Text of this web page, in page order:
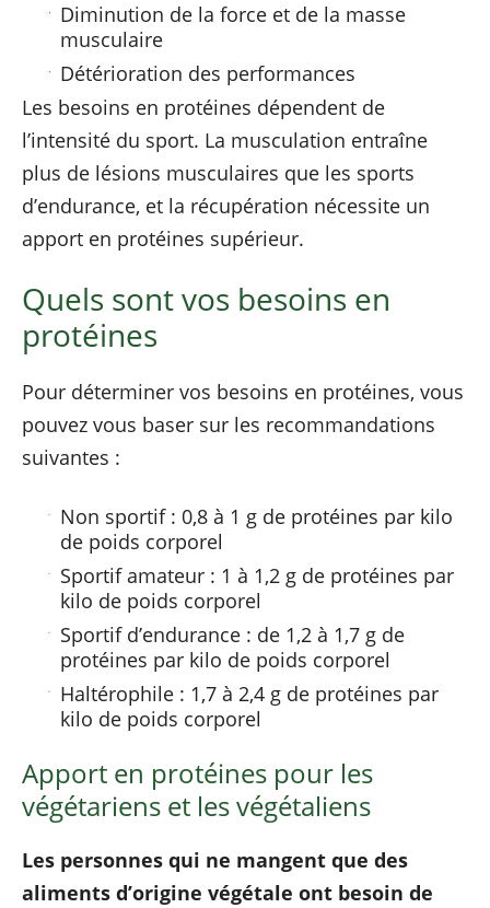
Diminution de la force et de la masse
musculaire
Détérioration des performances
Les besoins en protéines dépendent de
l’intensité du sport. La musculation entraîne
plus de lésions musculaires que les sports
d’endurance, et la récupération nécessite un
apport en protéines supérieur.
Quels sont vos besoins en
protéines
Pour déterminer vos besoins en protéines, vous
pouvez vous baser sur les recommandations
suivantes :
Non sportif : 0,8 à 1 g de protéines par kilo
de poids corporel
Sportif amateur : 1 à 1,2 g de protéines par
kilo de poids corporel
Sportif d’endurance : de 1,2 à 1,7 g de
protéines par kilo de poids corporel
Haltérophile : 1,7 à 2,4 g de protéines par
kilo de poids corporel
Apport en protéines pour les
végétariens et les végétaliens
Les personnes qui ne mangent que des
aliments d’origine végétale ont besoin de